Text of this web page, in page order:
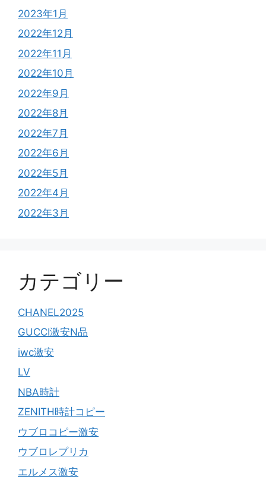
2023年1月
2022年12月
2022年11月
2022年10月
2022年9月
2022年8月
2022年7月
2022年6月
2022年5月
2022年4月
2022年3月
カテゴリー
CHANEL2025
GUCCI激安N品
iwc激安
LV
NBA時計
ZENITH時計コピー
ウブロコピー激安
ウブロレプリカ
エルメス激安